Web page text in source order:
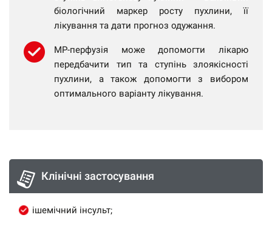
біологічний маркер росту пухлини, її
лікування та дати прогноз одужання.
МР-перфузія може допомогти лікарю
передбачити тип та ступінь злоякісності
пухлини, а також допомогти з вибором
оптимального варіанту лікування.
Клінічні застосування
ішемічний інсульт;